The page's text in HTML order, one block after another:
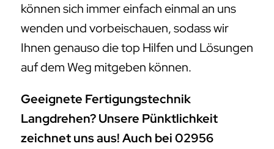
können sich immer einfach einmal an uns
wenden und vorbeischauen, sodass wir
Ihnen genauso die top Hilfen und Lösungen
auf dem Weg mitgeben können.
Geeignete Fertigungstechnik
Langdrehen? Unsere Pünktlichkeit
zeichnet uns aus! Auch bei 02956